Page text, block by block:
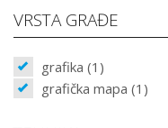
VRSTA GRAĐE
grafika (1)
grafička mapa (1)